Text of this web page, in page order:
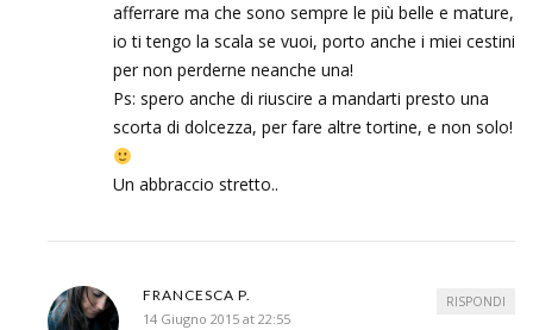
afferrare ma che sono sempre le più belle e mature,
io ti tengo la scala se vuoi, porto anche i miei cestini
per non perderne neanche una!
Ps: spero anche di riuscire a mandarti presto una
scorta di dolcezza, per fare altre tortine, e non solo!
Un abbraccio stretto..
FRANCESCA P.
14 Giugno 2015 at 22:55
RISPONDI